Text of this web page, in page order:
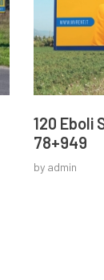
120 Eboli
78+949
by admin